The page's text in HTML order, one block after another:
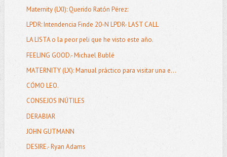
Maternity (LXI): Querido Ratón Pérez:
LPDR: Intendencia Finde 20-N LPDR- LAST CALL
LA LISTA o la peor peli que he visto este año.
FEELING GOOD.- Michael Bublé
MATERNITY (LX): Manual práctico para visitar una e...
CÓMO LEO.
CONSEJOS INÚTILES
DERABIAR
JOHN GUTMANN
DESIRE.- Ryan Adams